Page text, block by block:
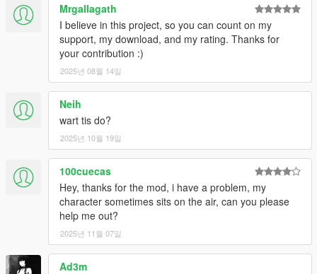
Mrgallagath
I believe in this project, so you can count on my
support, my download, and my rating. Thanks for
your contribution :)
2025년 08월 14일
Neih
wart tis do?
2025년 10월 19일
100cuecas
Hey, thanks for the mod, i have a problem, my
character sometimes sits on the air, can you please
help me out?
2025년 11월 07일
Ad3m